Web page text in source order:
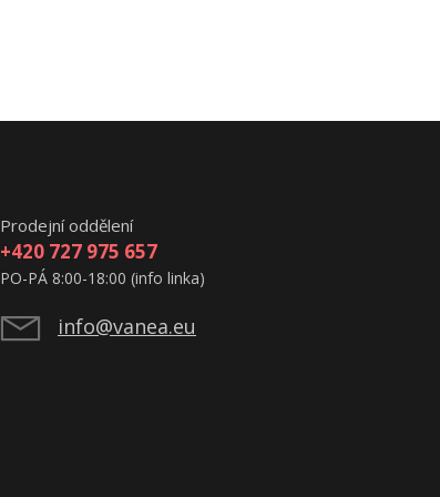
Prodejní oddělení
+420 727 975 657
PO-PÁ 8:00-18:00 (info linka)
info@vanea.eu